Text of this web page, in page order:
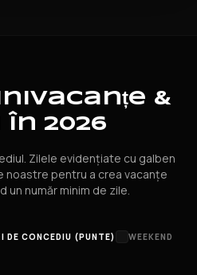
&
în 2026
Zilele evidențiate cu galben
noastre pentru a crea vacanțe
un număr minim de zile.
DE CONCEDIU (PUNTE) WEEKEND